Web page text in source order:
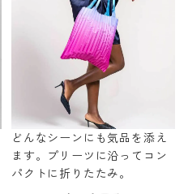
どんなシーンにも気品を添え
ます。プリーツに沿ってコン
パクトに折りたたみ。